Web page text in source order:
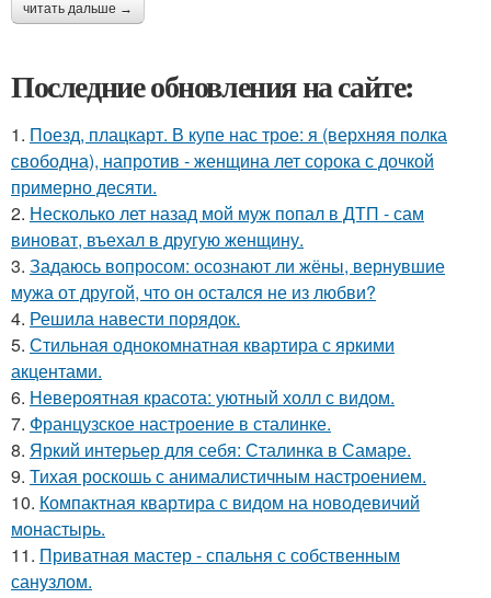
читать дальше →
Последние обновления на сайте:
1. Поезд, плацкарт. В купе нас трое: я (верхняя полка
свободна), напротив - женщина лет сорока с дочкой
примерно десяти.
2. Несколько лет назад мой муж попал в ДТП - сам
виноват, въехал в другую женщину.
3. Задаюсь вопросом: осознают ли жёны, вернувшие
мужа от другой, что он остался не из любви?
4. Решила навести порядок.
5. Стильная однокомнатная квартира с яркими
акцентами.
6. Невероятная красота: уютный холл с видом.
7. Французское настроение в сталинке.
8. Яркий интерьер для себя: Сталинка в Самаре.
9. Тихая роскошь с анималистичным настроением.
10. Компактная квартира с видом на новодевичий
монастырь.
11. Приватная мастер - спальня с собственным
санузлом.